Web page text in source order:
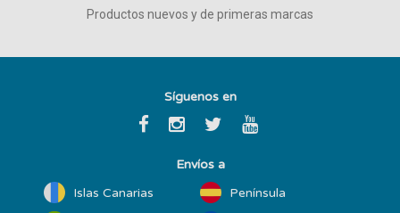
Productos nuevos y de primeras marcas
Síguenos en
Envíos a
Islas Canarias
Península